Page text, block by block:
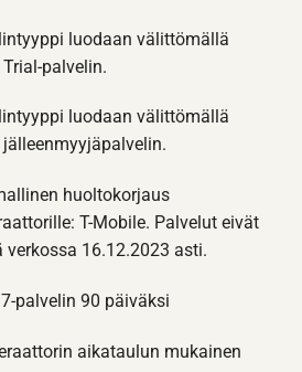
luodaan välittömällä
palvelin.
luodaan välittömällä
huoltokorjaus
T-Mobile. Palvelut eivät
16.12.2023 asti.
palvelin 90 päiväksi
aikataulun mukainen